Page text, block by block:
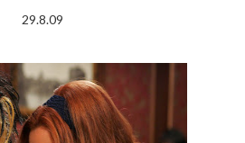
29.8.09